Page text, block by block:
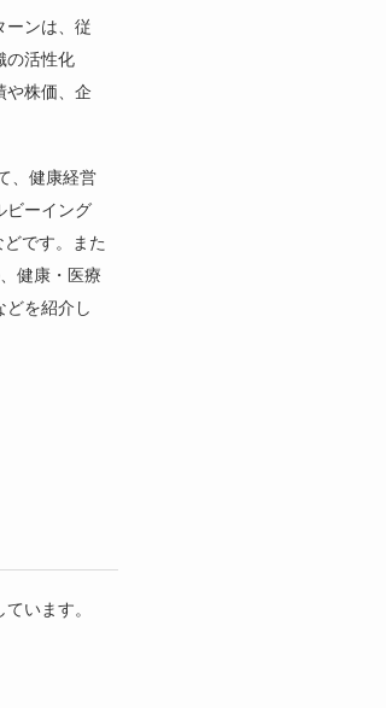
ーンは、従
の活性化
や株価、企
、健康経営
ビーイング
です。また
健康・医療
を紹介し
います。